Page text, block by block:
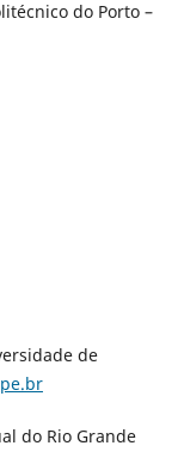
do Porto –
de
do Rio Grande